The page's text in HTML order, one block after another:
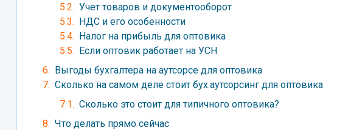
Учет товаров и документооборот
НДС и его особенности
Налог на прибыль для оптовика
Если оптовик работает на УСН
Выгоды бухгалтера на аутсорсе для оптовика
Сколько на самом деле стоит бух.аутсорсинг для оптовика
Сколько это стоит для типичного оптовика?
Что делать прямо сейчас